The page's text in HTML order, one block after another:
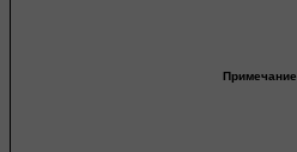
Примечание